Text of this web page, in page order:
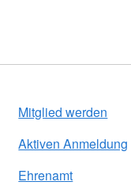
Mitglied werden
Aktiven Anmeldung
Ehrenamt